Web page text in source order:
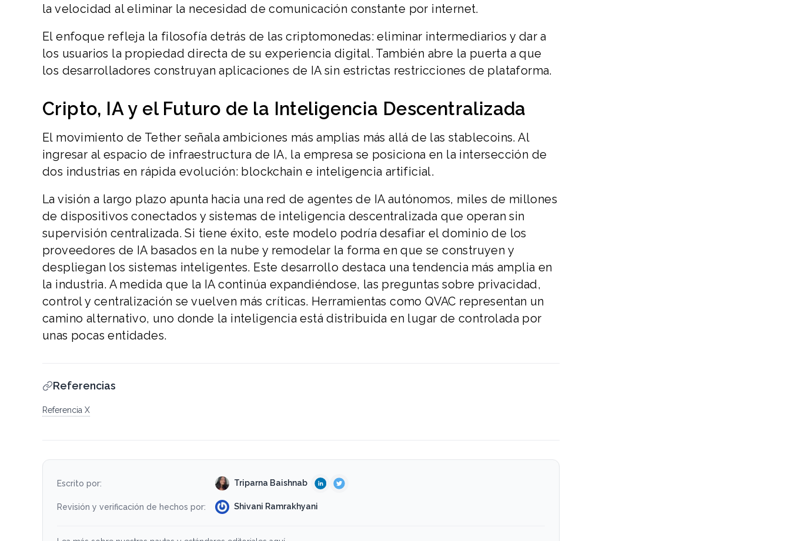
la velocidad al eliminar la necesidad de comunicación constante por internet.
El enfoque refleja la filosofía detrás de las criptomonedas: eliminar intermediarios y dar a
los usuarios la propiedad directa de su experiencia digital. También abre la puerta a que
los desarrolladores construyan aplicaciones de IA sin estrictas restricciones de plataforma.
Cripto, IA y el Futuro de la Inteligencia Descentralizada
El movimiento de Tether señala ambiciones más amplias más allá de las stablecoins. Al
ingresar al espacio de infraestructura de IA, la empresa se posiciona en la intersección de
dos industrias en rápida evolución: blockchain e inteligencia artificial.
La visión a largo plazo apunta hacia una red de agentes de IA autónomos, miles de millones
de dispositivos conectados y sistemas de inteligencia descentralizada que operan sin
supervisión centralizada. Si tiene éxito, este modelo podría desafiar el dominio de los
proveedores de IA basados en la nube y remodelar la forma en que se construyen y
despliegan los sistemas inteligentes. Este desarrollo destaca una tendencia más amplia en
la industria. A medida que la IA continúa expandiéndose, las preguntas sobre privacidad,
control y centralización se vuelven más críticas. Herramientas como QVAC representan un
camino alternativo, uno donde la inteligencia está distribuida en lugar de controlada por
unas pocas entidades.
Referencias
Referencia X
Escrito por: Triparna Baishnab
Revisión y verificación de hechos por: Shivani Ramrakhyani